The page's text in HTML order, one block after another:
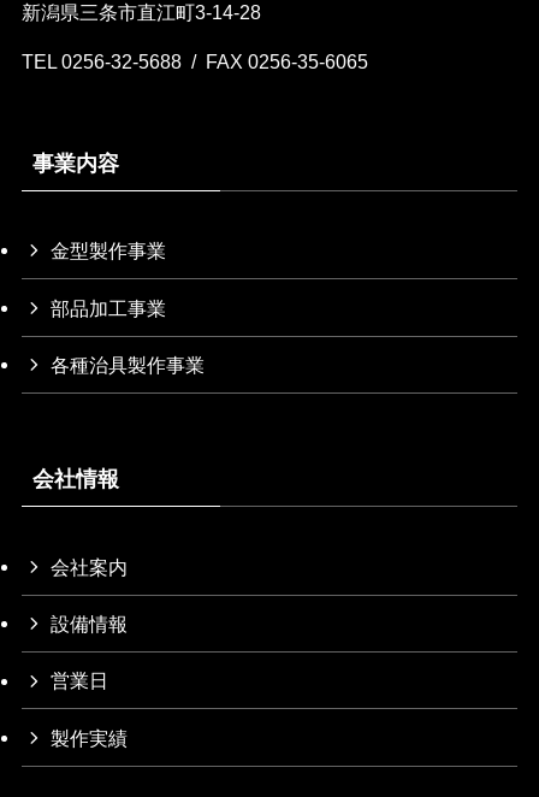
新潟県三条市直江町3-14-28
TEL 0256-32-5688 / FAX 0256-35-6065
事業内容
金型製作事業
部品加工事業
各種治具製作事業
会社情報
会社案内
設備情報
営業日
製作実績